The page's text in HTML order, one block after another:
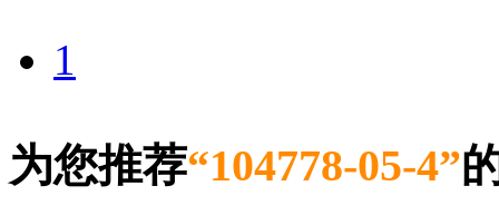
1
为您推荐“104778-05-4”